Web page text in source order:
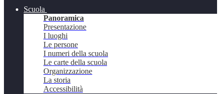
Scuola
Panoramica
Presentazione
I luoghi
Le persone
I numeri della scuola
Le carte della scuola
Organizzazione
La storia
Accessibilità